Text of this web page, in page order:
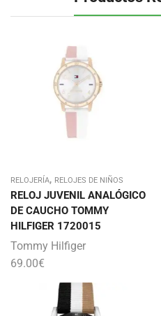
RELOJERÍA, RELOJES DE NIÑOS
RELOJ JUVENIL ANALÓGICO
DE CAUCHO TOMMY
HILFIGER 1720015
Tommy Hilfiger
69.00€